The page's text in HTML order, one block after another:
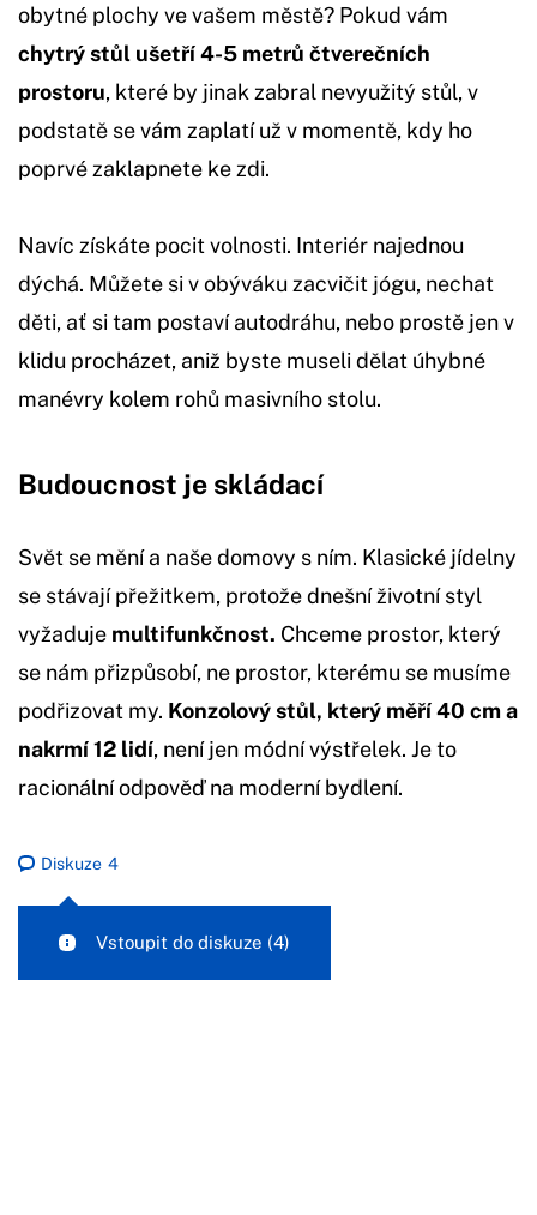
obytné plochy ve vašem městě? Pokud vám
chytrý stůl ušetří 4-5 metrů čtverečních
prostoru, které by jinak zabral nevyužitý stůl, v
podstatě se vám zaplatí už v momentě, kdy ho
poprvé zaklapnete ke zdi.
Navíc získáte pocit volnosti. Interiér najednou
dýchá. Můžete si v obýváku zacvičit jógu, nechat
děti, ať si tam postaví autodráhu, nebo prostě jen v
klidu procházet, aniž byste museli dělat úhybné
manévry kolem rohů masivního stolu.
Budoucnost je skládací
Svět se mění a naše domovy s ním. Klasické jídelny
se stávají přežitkem, protože dnešní životní styl
vyžaduje multifunkčnost. Chceme prostor, který
se nám přizpůsobí, ne prostor, kterému se musíme
podřizovat my. Konzolový stůl, který měří 40 cm a
nakrmí 12 lidí, není jen módní výstřelek. Je to
racionální odpověď na moderní bydlení.
Diskuze 4
Vstoupit do diskuze (4)